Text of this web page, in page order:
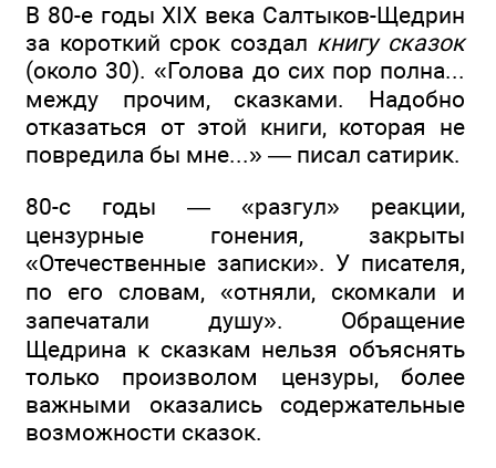
В 80-е годы ХIХ века Салтыков-Щедрин
за короткий срок создал книгу сказок
(около 30). «Голова до сих пор полна...
между прочим, сказками. Надобно
отказаться от этой книги, которая не
повредила бы мне...» — писал сатирик.
80-с годы — «разгул» реакции,
цензурные гонения, закрыты
«Отечественные записки». У писателя,
по его словам, «отняли, скомкали и
запечатали душу». Обращение
Щедрина к сказкам нельзя объяснять
только произволом цензуры, более
важными оказались содержательные
возможности сказок.